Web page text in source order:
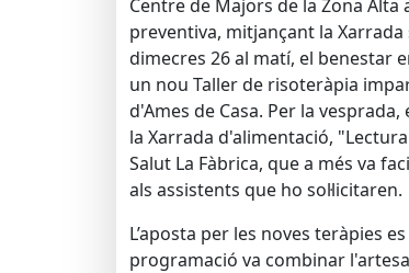
Centre de Majors de la Zona
preventiva, mitjançant la
dimecres 26 al matí, el benestar
un nou Taller de risoteràpia
d'Ames de Casa. Per la
la Xarrada d'alimentació,
Salut La Fàbrica, que a més va
als assistents que ho sol·licitaren.
L’aposta per les noves teràpies
programació va combinar